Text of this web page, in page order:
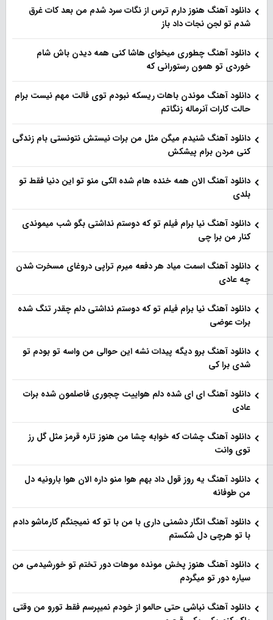
دانلود آهنگ هنو‌ز دارم ترس از نگات سرد شدم من بعد کات غرق
شدم تو لجن نجات داد باز
دانلود آهنگ چطوری میخوای هاشا کنی همه دیدن باش شام
خوردی تو همون رستورانی که
دانلود آهنگ موندن باهات ریسکه نبودم توی فالت مهم نیست برام
حالت کارات آنرماله زنگاتم
دانلود آهنگ شنیدم میگن مثل من برات نیستش نتونستی بام زندگی
کنی مردن برام پیشکش
دانلود آهنگ الان همه خنده هام شده الکی منو تو این دنیا فقط تو
بلدی
دانلود آهنگ نیا برام فیلم تو‌ که دوستم نداشتی بگو شب میموندی
کنار من برا چی
دانلود آهنگ اسمت میاد هر دفعه میرم تراپی دروغای مسخرت شدن
چه عادی
دانلود آهنگ نیا برام فیلم تو‌ که دوستم نداشتی دلم چقدر تنگ شده
برات عوضی
دانلود آهنگ برو دیگه پیدات نشه این حوالی من واسه تو‌ بودم تو
شدی برا کی
دانلود آهنگ ای ای شده دلم هواییت چجوری فاصلمون شده برات
عادی
دانلود آهنگ چشات که خوابه چشا من هنوز تاره قرمز مثل گل رز
توی وانت
دانلود آهنگ یه روز قول داد بهم هوا منو داره الان هوا بارونیه دل
من طوفانه
دانلود آهنگ انگار دشمنی داری با من با تو که نمیجنگم کارماشو دادم
با تو هرچی دل شکستم
دانلود آهنگ هنوز پخش مونده موهات دور تختم تو خورشیدمی من
سیاره دور تو میگردم
دانلود آهنگ نباشی حتی حالمو از خودم نمیپرسم فقط تورو من وقتی